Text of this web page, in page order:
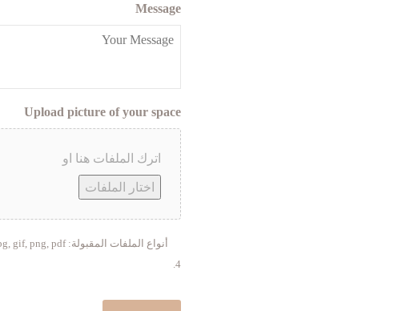
Message
Upload picture of your space
اترك الملفات هنا او
اختار الملفات
4.